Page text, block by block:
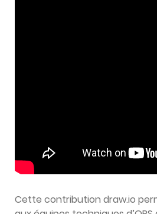
Cette contribution draw.io